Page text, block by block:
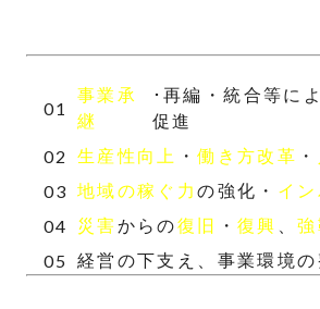
事業承
継
･再編・統合等に
促進
生産性向上
・働き方改革 ・
地域の稼ぐ力の強化・ イ
災害からの復旧 ・復興 、強
経営の下支え、事業環境の